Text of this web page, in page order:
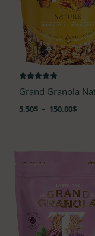
4.91
Grand Granola
5,50$ – 150,00$
5,50$
à